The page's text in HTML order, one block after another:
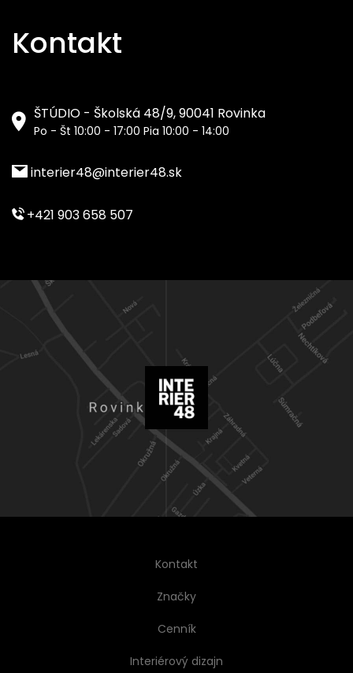
Kontakt
ŠTÚDIO - Školská 48/9, 90041 Rovinka
Po - Št 10:00 - 17:00 Pia 10:00 - 14:00
interier48@interier48.sk
+421 903 658 507
Kontakt
Značky
Cenník
Interiérový dizajn